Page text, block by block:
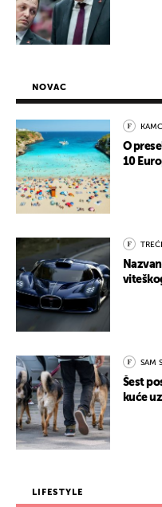
NOVAC
O
10
SAM
Šest
kuće
LIFESTYLE